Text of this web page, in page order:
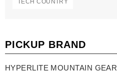
TECH COUNTRY
PICKUP BRAND
HYPERLITE MOUNTAIN GEAR